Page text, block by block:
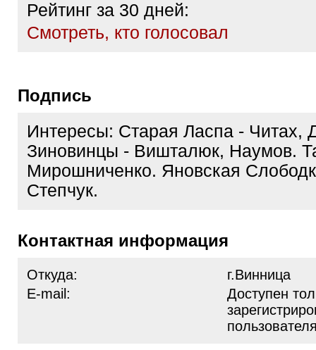
Рейтинг за 30 дней:
Cмотреть, кто голосовал
Подпись
Интересы: Старая Ласпа - Читах,
Зиновинцы - Вишталюк, Наумов.
Мирошниченко. Яновская
Степчук.
Контактная информация
Откуда:
г.Винница
E-mail:
Доступен